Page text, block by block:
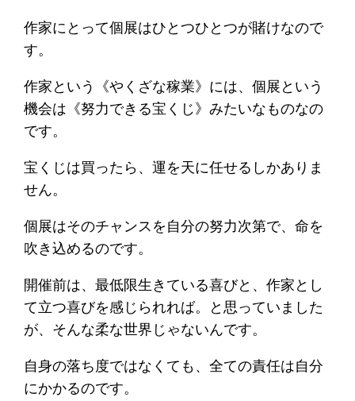
作家にとって個展はひとつひとつが賭けなので
す。
作家という《やくざな稼業》には、個展という
機会は《努力できる宝くじ》みたいなものなの
です。
宝くじは買ったら、運を天に任せるしかありま
せん。
個展はそのチャンスを自分の努力次第で、命を
吹き込めるのです。
開催前は、最低限生きている喜びと、作家とし
て立つ喜びを感じられれば。と思っていました
が、そんな柔な世界じゃないんです。
自身の落ち度ではなくても、全ての責任は自分
にかかるのです。